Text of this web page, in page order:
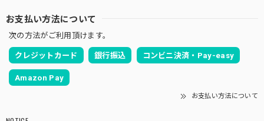
お支払い方法について
次の方法がご利用頂けます。
クレジットカード 銀行振込 コンビニ決済・Pay-easy
Amazon Pay
お支払い方法について